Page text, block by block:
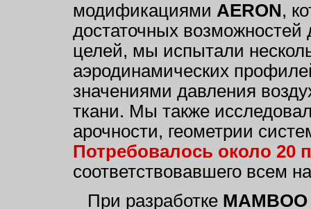
модификациями AERON,
достаточных
целей, мы испытали
аэродинамических
значениями давления
ткани. Мы также
арочности, геометрии
Потребовалось около 20
соответствовавшего всем
При разработке MAMBOO